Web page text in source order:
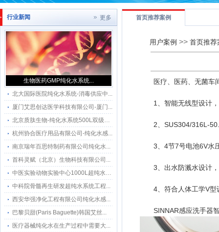
行业新闻 更多
生物医药GMP纯化水系统...
北大国际医院纯化水系统-消毒供应中...
厦门艾思创达医学科技有限公司-厦门...
北京质肽生物-纯化水系统500L双级反...
杭州协合医疗用品有限公司-纯化水感...
南京瑞年百思特制药有限公司纯化水...
首科灵赋（北京）生物科技有限公司...
中医实验动物实验中心1000L超纯水系...
中科院骨髓再生研发超纯水系统工程...
西安华强净化工程有限公司纯化水感...
巴黎贝甜(Paris Baguette)韩国艾丝...
医疗器械纯化水在生产过程中需要大...
首页推荐案例
用户案例 >> 首页推荐
医疗、医药、无菌车
1、智能无线型设计
2、SUS304/316L-
3、4节7号电池6V水
3、出水防溅水设计
4、符合人体工学V型
SINNAR感应洗手器